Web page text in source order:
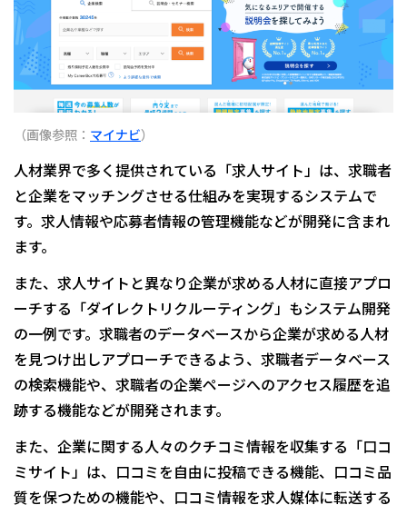
（画像参照： マイナビ）
人材業界で多く提供されている「求人サイト」は、求職者
と企業をマッチングさせる仕組みを実現するシステムで
す。求人情報や応募者情報の管理機能などが開発に含まれ
ます。
また、求人サイトと異なり企業が求める人材に直接アプロ
ーチする「ダイレクトリクルーティング」もシステム開発
の一例です。求職者のデータベースから企業が求める人材
を見つけ出しアプローチできるよう、求職者データベース
の検索機能や、求職者の企業ページへのアクセス履歴を追
跡する機能などが開発されます。
また、企業に関する人々のクチコミ情報を収集する「口コ
ミサイト」は、口コミを自由に投稿できる機能、口コミ品
質を保つための機能や、口コミ情報を求人媒体に転送する